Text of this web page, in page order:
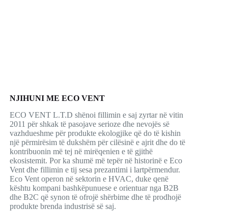
NJIHUNI ME ECO VENT
ECO VENT L.T.D shënoi fillimin e saj zyrtar në vitin
2011 për shkak të pasojave serioze dhe nevojës së
vazhdueshme për produkte ekologjike që do të kishin
një përmirësim të dukshëm për cilësinë e ajrit dhe do të
kontribuonin më tej në mirëqenien e të gjithë
ekosistemit. Por ka shumë më tepër në historinë e Eco
Vent dhe fillimin e tij sesa prezantimi i lartpërmendur.
Eco Vent operon në sektorin e HVAC, duke qenë
kështu kompani bashkëpunuese e orientuar nga B2B
dhe B2C që synon të ofrojë shërbime dhe të prodhojë
produkte brenda industrisë së saj.